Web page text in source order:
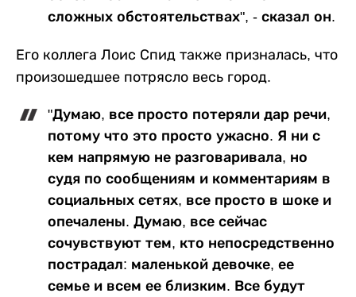
сложных обстоятельствах", - сказал он.
Его коллега Лоис Спид также призналась, что
произошедшее потрясло весь город.
"Думаю, все просто потеряли дар речи,
потому что это просто ужасно. Я ни с
кем напрямую не разговаривала, но
судя по сообщениям и комментариям в
социальных сетях, все просто в шоке и
опечалены. Думаю, все сейчас
сочувствуют тем, кто непосредственно
пострадал: маленькой девочке, ее
семье и всем ее близким. Все будут